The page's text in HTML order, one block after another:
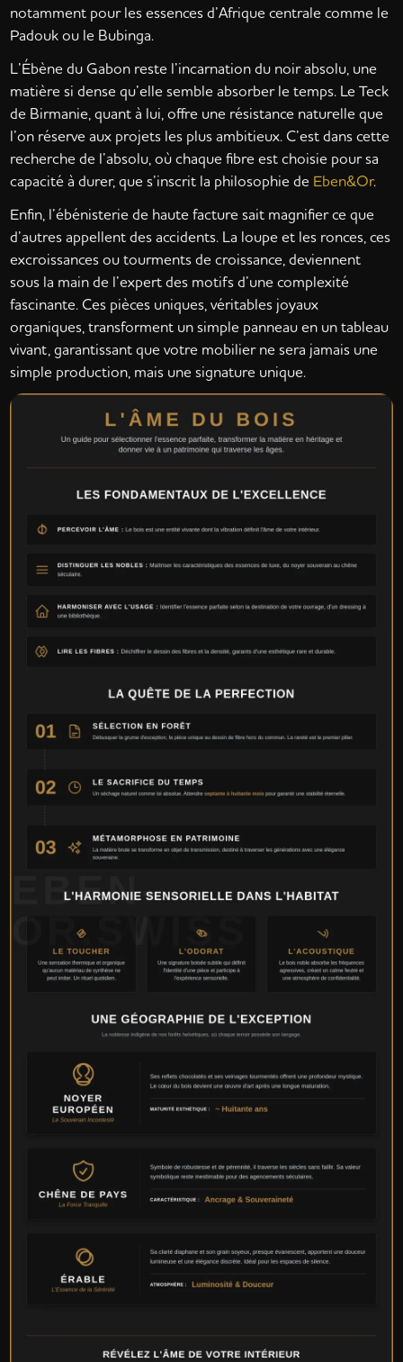
notamment pour les essences d’Afrique centrale comme le
Padouk ou le Bubinga.
L’Ébène du Gabon reste l’incarnation du noir absolu, une
matière si dense qu’elle semble absorber le temps. Le Teck
de Birmanie, quant à lui, offre une résistance naturelle que
l’on réserve aux projets les plus ambitieux. C’est dans cette
recherche de l’absolu, où chaque fibre est choisie pour sa
capacité à durer, que s’inscrit la philosophie de Eben&Or.
Enfin, l’ébénisterie de haute facture sait magnifier ce que
d’autres appellent des accidents. La loupe et les ronces, ces
excroissances ou tourments de croissance, deviennent
sous la main de l’expert des motifs d’une complexité
fascinante. Ces pièces uniques, véritables joyaux
organiques, transforment un simple panneau en un tableau
vivant, garantissant que votre mobilier ne sera jamais une
simple production, mais une signature unique.